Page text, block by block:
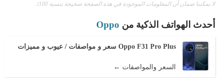
لا يمكننا ضمان أن المعلومات الموجودة في هذه الصفحة صحيحة بنسبة 100٪.
أحدث الهواتف الذكية من Oppo
Oppo F31 Pro Plus سعر و مواصفات / عيوب و مميزات
السعر والمواصفات ←